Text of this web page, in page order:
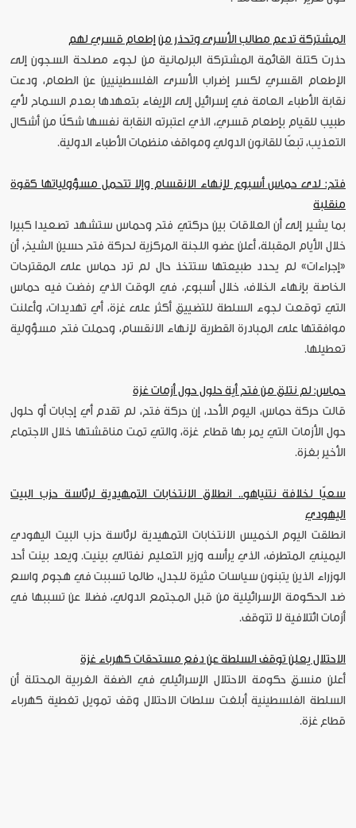
المشتركة تدعم مطالب الأسرى وتحذر من إطعام قسري لهم
حذرت كتلة القائمة المشتركة البرلمانية من لجوء مصلحة السجون إلى
الإطعام القسري لكسر إضراب الأسرى الفلسطينيين عن الطعام، ودعت
نقابة الأطباء العامة في إسرائيل إلى الإيفاء بتعهدها بعدم السماح لأي
طبيب للقيام بإطعام قسري، الذي اعتبرته النقابة نفسها شكلًا من أشكال
التعذيب، تبعًا للقانون الدولي ومواقف منظمات الأطباء الدولية.
فتح: لدى حماس أسبوع لإنهاء الانقسام وإلا تتحمل مسؤولياتها كقوة
منقلبة
بما يشير إلى أن العلاقات بين حركتي فتح وحماس ستشهد تصعيدا كبيرا
خلال الأيام المقبلة، أعلن عضو اللجنة المركزية لحركة فتح حسين الشيخ، أن
«إجراءات» لم يحدد طبيعتها ستتخذ حال لم ترد حماس على المقترحات
الخاصة بإنهاء الخلاف، خلال أسبوع، في الوقت الذي رفضت فيه حماس
التي توقعت لجوء السلطة للتضييق أكثر على غزة، أي تهديدات، وأعلنت
موافقتها على المبادرة القطرية لإنهاء الانقسام، وحملت فتح مسؤولية
تعطيلها.
حماس: لم نتلق من فتح أية حلول حول أزمات غزة
قالت حركة حماس، اليوم الأحد، إن حركة فتح، لم تقدم أي إجابات أو حلول
حول الأزمات التي يمر بها قطاع غزة، والتي تمت مناقشتها خلال الاجتماع
الأخير بغزة.
سعيًا لخلافة نتنياهو.. انطلاق الانتخابات التمهيدية لرئاسة حزب البيت
اليهودي
انطلقت اليوم الخميس الانتخابات التمهيدية لرئاسة حزب البيت اليهودي
اليميني المتطرف، الذي يرأسه وزير التعليم نفتالي بينيت. ويعد بينت أحد
الوزراء الذين يتبنون سياسات مثيرة للجدل، طالما تسببت في هجوم واسع
ضد الحكومة الإسرائيلية من قبل المجتمع الدولي، فضلا عن تسببها في
أزمات ائتلافية لا تتوقف.
الاحتلال يعلن توقف السلطة عن دفع مستحقات كهرباء غزة
أعلن منسق حكومة الاحتلال الإسرائيلي في الضفة الغربية المحتلة أن
السلطة الفلسطينية أبلغت سلطات الاحتلال وقف تمويل تغطية كهرباء
قطاع غزة.